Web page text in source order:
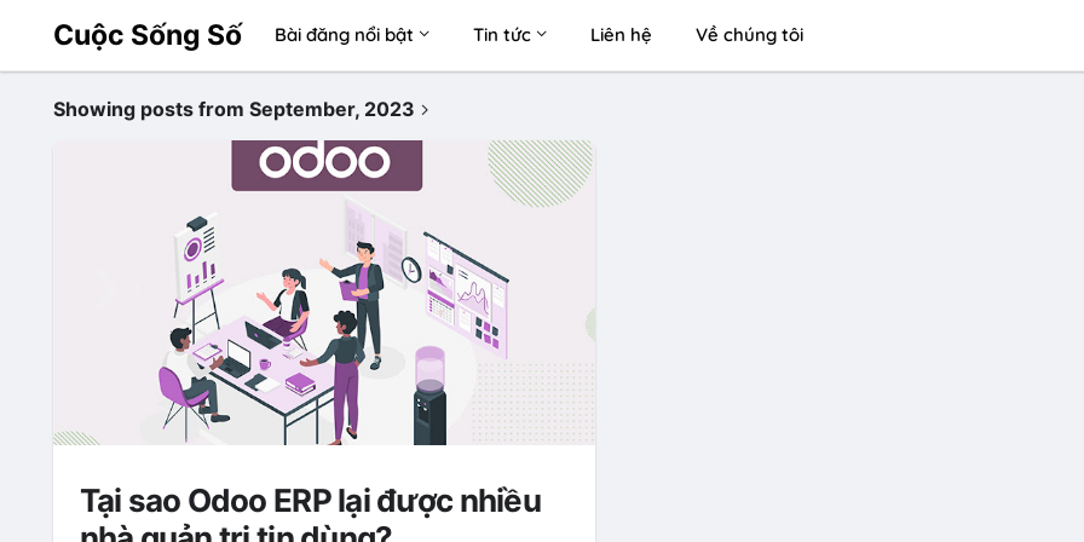
Cuộc Sống Số Bài đăng nổi bật Tin tức Liên hệ Về chúng tôi
Showing posts from September, 2023
Tại sao Odoo ERP lại được nhiều